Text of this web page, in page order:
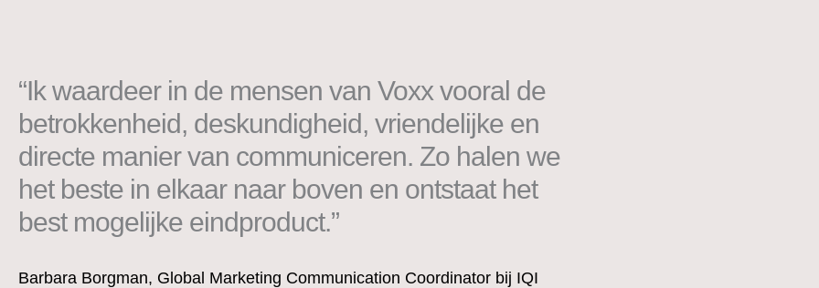
“Ik waardeer in de mensen van Voxx vooral de
betrokkenheid, deskundigheid, vriendelijke en
directe manier van communiceren. Zo halen we
het beste in elkaar naar boven en ontstaat het
best mogelijke eindproduct.”
Barbara Borgman, Global Marketing Communication Coordinator bij IQI